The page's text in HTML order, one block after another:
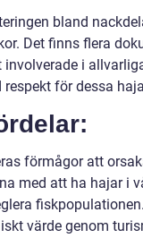
bland
Det finns flera
involverade i
för dessa
förmågor att
med att ha hajar i
värde genom